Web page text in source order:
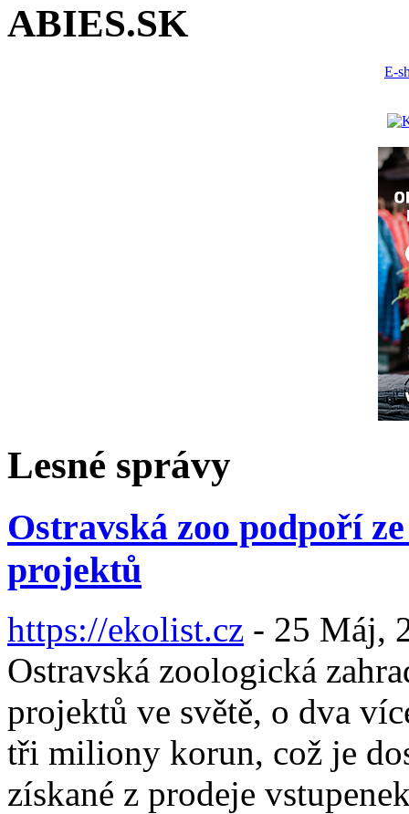
ABIES.SK
E-
Lesné správy
Ostravská zoo podpoří
projektů
https://ekolist.cz - 25 Máj,
Ostravská zoologická
projektů ve světě, o dva
tři miliony korun, což je
získané z prodeje